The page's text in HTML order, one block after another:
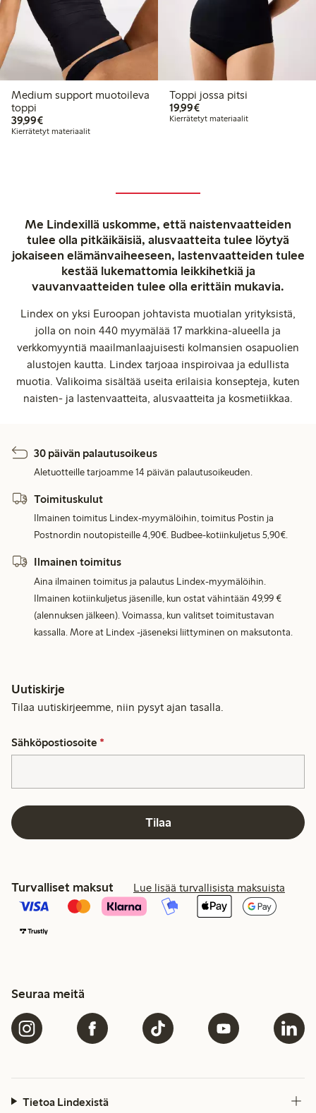
Medium support muotoileva
toppi
39,99€39,99 €
Kierrätetyt materiaalit
Toppi jossa pitsi
19,99€19,99 €
Kierrätetyt materiaalit
Me Lindexillä uskomme, että naistenvaatteiden
tulee olla pitkäikäisiä, alusvaatteita tulee löytyä
jokaiseen elämänvaiheeseen, lastenvaatteiden tulee
kestää lukemattomia leikkihetkiä ja
vauvanvaatteiden tulee olla erittäin mukavia.
Lindex on yksi Euroopan johtavista muotialan yrityksistä,
jolla on noin 440 myymälää 17 markkina-alueella ja
verkkomyyntiä maailmanlaajuisesti kolmansien osapuolien
alustojen kautta. Lindex tarjoaa inspiroivaa ja edullista
muotia. Valikoima sisältää useita erilaisia konsepteja, kuten
naisten- ja lastenvaatteita, alusvaatteita ja kosmetiikkaa.
30 päivän palautusoikeus
Aletuotteille tarjoamme 14 päivän palautusoikeuden.
Toimituskulut
Ilmainen toimitus Lindex-myymälöihin, toimitus Postin ja
Postnordin noutopisteille 4,90€. Budbee-kotiinkuljetus 5,90€.
Ilmainen toimitus
Aina ilmainen toimitus ja palautus Lindex-myymälöihin.
Ilmainen kotiinkuljetus jäsenille, kun ostat vähintään 49,99 €
(alennuksen jälkeen). Voimassa, kun valitset toimitustavan
kassalla. More at Lindex -jäseneksi liittyminen on maksutonta.
Uutiskirje
Tilaa uutiskirjeemme, niin pysyt ajan tasalla.
Sähköpostiosoite *
Tilaa
Turvalliset maksut Lue lisää turvallisista maksuista
Seuraa meitä
Tietoa Lindexistä